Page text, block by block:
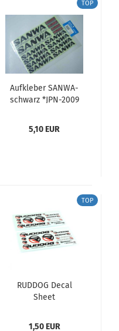
TOP
Aufkleber SANWA-
schwarz *JPN-2009
5,10 EUR
TOP
RUDDOG Decal
Sheet
1,50 EUR